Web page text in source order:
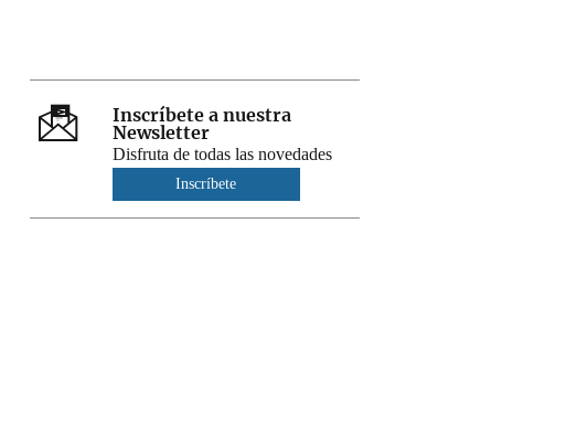
Inscríbete a nuestra
Newsletter
Disfruta de todas las novedades
Inscríbete